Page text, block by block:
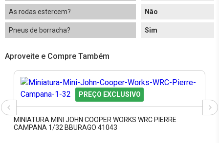
As rodas estercem? Não
Pneus de borracha? Sim
Aproveite e Compre Também
PREÇO EXCLUSIVO
MINIATURA MINI JOHN COOPER WORKS WRC PIERRE
CAMPANA 1/32 BBURAGO 41043